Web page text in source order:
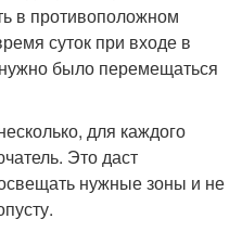
в противоположном
суток при входе в
было перемещаться
для каждого
Это даст
нужные зоны и не